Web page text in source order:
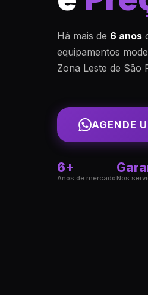
Há mais de 6 anos
equipamentos
Zona Leste de São
AGENDE
6+
Anos de mercado Nos